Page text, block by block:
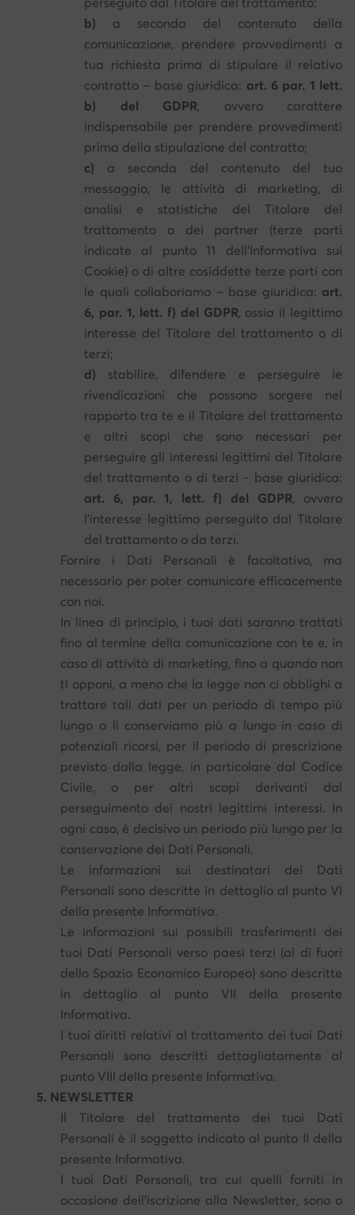
b) a seconda del contenuto della
comunicazione, prendere provvedimenti a
tua richiesta prima di stipulare il relativo
contratto – base giuridica: art. 6 par. 1 lett.
b) del GDPR, ovvero carattere
indispensabile per prendere provvedimenti
prima della stipulazione del contratto;
c) a seconda del contenuto del tuo
messaggio, le attività di marketing, di
analisi e statistiche del Titolare del
trattamento o dei partner (terze parti
indicate al punto 11 dell’Informativa sui
Cookie) o di altre cosiddette terze parti con
le quali collaboriamo – base giuridica: art.
6, par. 1, lett. f) del GDPR, ossia il legittimo
interesse del Titolare del trattamento o di
terzi;
d) stabilire, difendere e perseguire le
rivendicazioni che possono sorgere nel
rapporto tra te e il Titolare del trattamento
e altri scopi che sono necessari per
perseguire gli interessi legittimi del Titolare
del trattamento o di terzi - base giuridica:
art. 6, par. 1, lett. f) del GDPR, ovvero
l'interesse legittimo perseguito dal Titolare
del trattamento o da terzi.
Fornire i Dati Personali è facoltativo, ma
necessario per poter comunicare efficacemente
con noi.
In linea di principio, i tuoi dati saranno trattati
fino al termine della comunicazione con te e, in
caso di attività di marketing, fino a quando non
ti opponi, a meno che la legge non ci obblighi a
trattare tali dati per un periodo di tempo più
lungo o li conserviamo più a lungo in caso di
potenziali ricorsi, per il periodo di prescrizione
previsto dalla legge, in particolare dal Codice
Civile, o per altri scopi derivanti dal
perseguimento dei nostri legittimi interessi. In
ogni caso, è decisivo un periodo più lungo per la
conservazione dei Dati Personali.
Le informazioni sui destinatari dei Dati
Personali sono descritte in dettaglio al punto VI
della presente Informativa.
Le informazioni sui possibili trasferimenti dei
tuoi Dati Personali verso paesi terzi (al di fuori
dello Spazio Economico Europeo) sono descritte
in dettaglio al punto VII della presente
Informativa.
I tuoi diritti relativi al trattamento dei tuoi Dati
Personali sono descritti dettagliatamente al
punto VIII della presente Informativa.
5. NEWSLETTER
Il Titolare del trattamento dei tuoi Dati
Personali è il soggetto indicato al punto II della
presente Informativa.
I tuoi Dati Personali, tra cui quelli forniti in
occasione dell’iscrizione alla Newsletter, sono o